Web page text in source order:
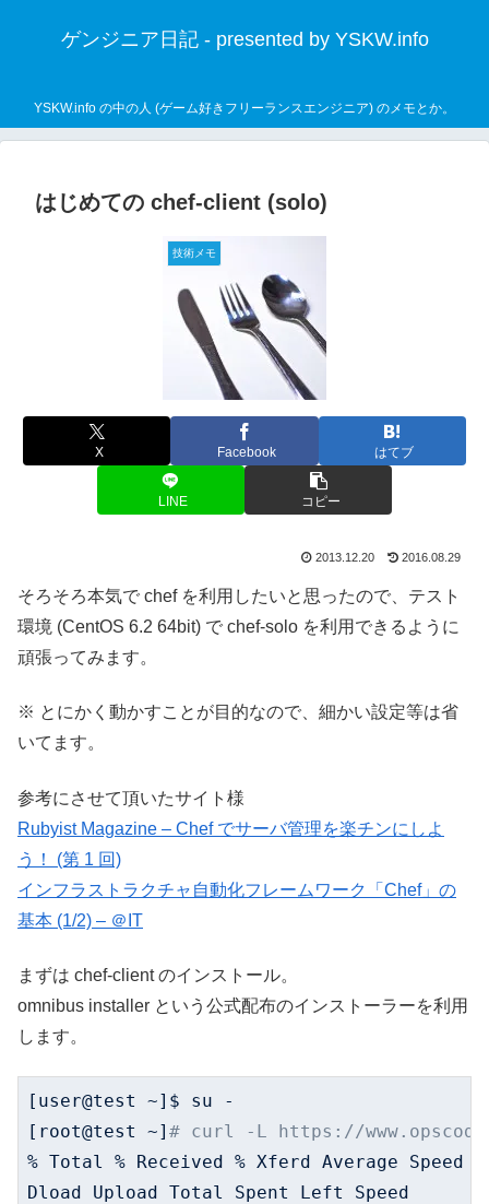
ゲンジニア日記 - presented by YSKW.info
YSKW.info の中の人 (ゲーム好きフリーランスエンジニア) のメモとか。
はじめての chef-client (solo)
技術メモ
X Facebook はてブ
LINE コピー
2013.12.20 2016.08.29
そろそろ本気で chef を利用したいと思ったので、テスト
環境 (CentOS 6.2 64bit) で chef-solo を利用できるように
頑張ってみます。
※ とにかく動かすことが目的なので、細かい設定等は省
いてます。
参考にさせて頂いたサイト様
Rubyist Magazine – Chef でサーバ管理を楽チンにしよ
う！ (第 1 回)
インフラストラクチャ自動化フレームワーク「Chef」の
基本 (1/2) – ＠IT
まずは chef-client のインストール。
omnibus installer という公式配布のインストーラーを利用
します。
[user@test ~]$ su -
[root@test ~] # curl -L https://
% Total % Received % Xferd Average Speed